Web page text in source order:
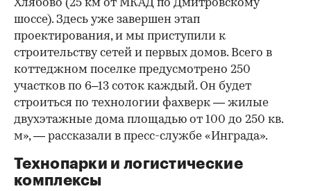
Хлябово (25 км от МКАД по Дмитровскому
шоссе). Здесь уже завершен этап
проектирования, и мы приступили к
строительству сетей и первых домов. Всего в
коттеджном поселке предусмотрено 250
участков по 6–13 соток каждый. Он будет
строиться по технологии фахверк — жилые
двухэтажные дома площадью от 100 до 250 кв.
м», — рассказали в пресс-службе «Инграда».
Технопарки и логистические
комплексы